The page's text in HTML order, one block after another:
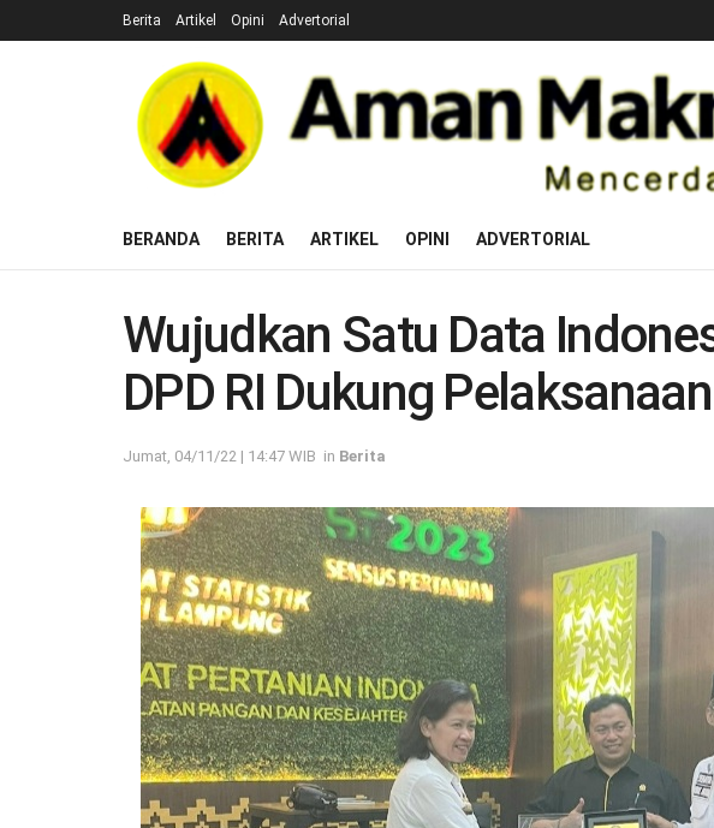
Berita Artikel Opini Advertorial
BERANDA BERITA ARTIKEL OPINI ADVERTORIAL
Wujudkan Satu Data
DPD RI Dukung
Jumat, 04/11/22 | 14:47 WIB in Berita